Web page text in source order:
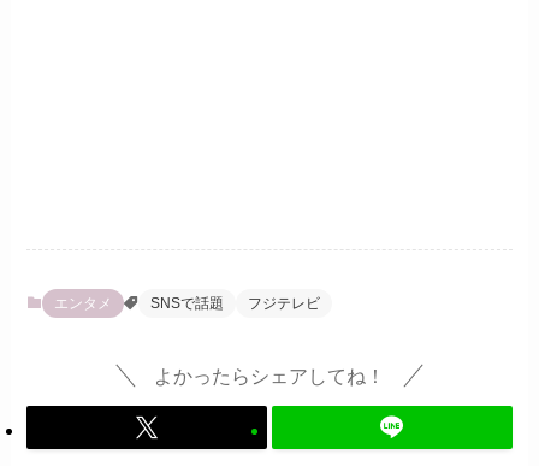
エンタメ SNSで話題 フジテレビ
よかったらシェアしてね！